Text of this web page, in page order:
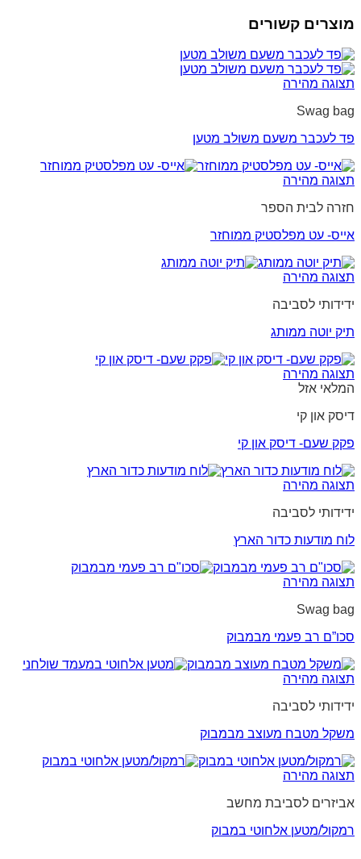
מוצרים קשורים
תצוגה מהירה
Swag bag
פד לעכבר משעם משולב מטען
תצוגה מהירה
חזרה לבית הספר
אייס- עט מפלסטיק ממוחזר
תצוגה מהירה
ידידותי לסביבה
תיק יוטה ממותג
תצוגה מהירה
המלאי אזל
דיסק און קי
פקק שעם- דיסק און קי
תצוגה מהירה
ידידותי לסביבה
לוח מודעות כדור הארץ
תצוגה מהירה
Swag bag
סכו”ם רב פעמי מבמבוק
תצוגה מהירה
ידידותי לסביבה
משקל מטבח מעוצב מבמבוק
תצוגה מהירה
אביזרים לסביבת מחשב
רמקול/מטען אלחוטי במבוק